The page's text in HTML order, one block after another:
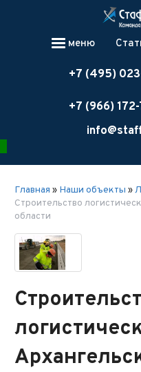
меню
+7 (495)
+7 (966)
Главная » Наши объекты »
Строительство
области